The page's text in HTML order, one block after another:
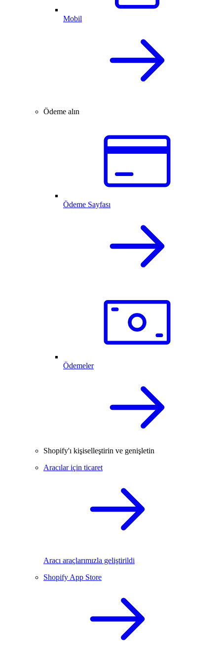
Mobil
Ödeme alın
Ödeme Sayfası
Ödemeler
Shopify'ı kişiselleştirin ve genişletin
Aracılar için ticaret
Aracı araçlarımızla geliştirildi
Shopify App Store